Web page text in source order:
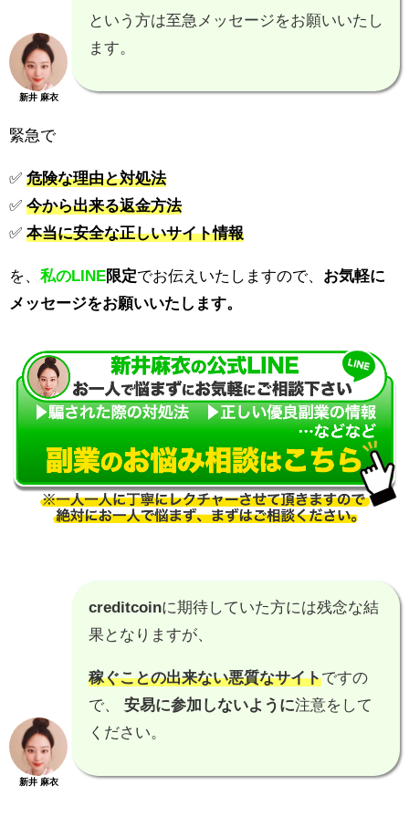
新井 麻衣
という方は至急メッセージをお願いいたし
ます。
緊急で
✅ 危険な理由と対処法
✅ 今から出来る返金方法
✅ 本当に安全な正しいサイト情報
を、 私のLINE限定でお伝えいたしますので、 お気軽に
メッセージをお願いいたします。
新井 麻衣
creditcoinに期待していた方には残念な結
果となりますが、
稼ぐことの出来ない悪質なサイトですの
で、 安易に参加しないように注意をして
ください。